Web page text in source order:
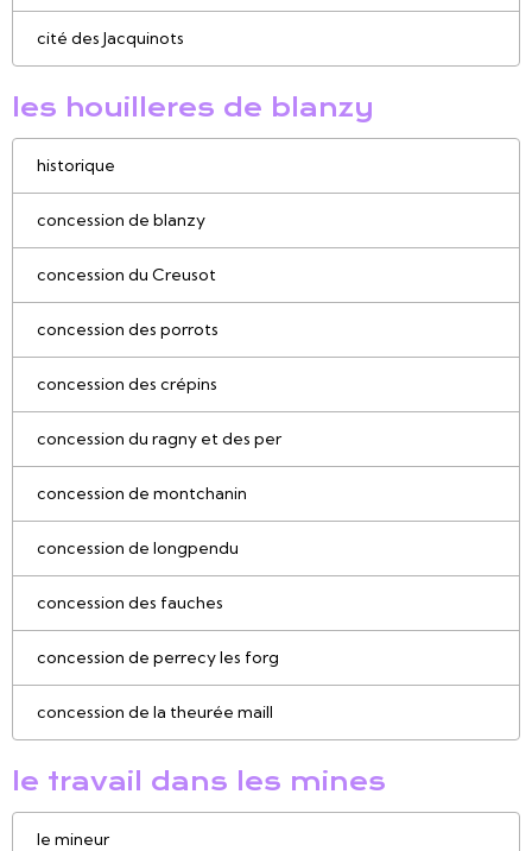
cité des Jacquinots
les houilleres de blanzy
historique
concession de blanzy
concession du Creusot
concession des porrots
concession des crépins
concession du ragny et des per
concession de montchanin
concession de longpendu
concession des fauches
concession de perrecy les forg
concession de la theurée maill
le travail dans les mines
le mineur